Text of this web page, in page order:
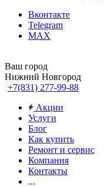
Вконтакте
Telegram
MAX
Ваш город
Нижний Новгород
+7(831) 277-99-88
Акции
Услуги
Блог
Как купить
Ремонт и сервис
Компания
Контакты
...